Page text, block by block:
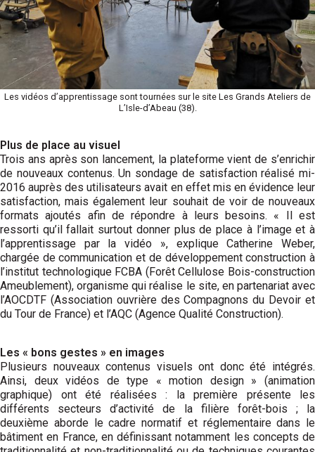
Les vidéos d’apprentissage sont tournées sur le site Les Grands Ateliers de
L’Isle-d’Abeau (38).
Plus de place au visuel
Trois ans après son lancement, la plateforme vient de s’enrichir
de nouveaux contenus. Un sondage de satisfaction réalisé mi-
2016 auprès des utilisateurs avait en effet mis en évidence leur
satisfaction, mais également leur souhait de voir de nouveaux
formats ajoutés afin de répondre à leurs besoins. « Il est
ressorti qu’il fallait surtout donner plus de place à l’image et à
l’apprentissage par la vidéo », explique Catherine Weber,
chargée de communication et de développement construction à
l’institut technologique FCBA (Forêt Cellulose Bois-construction
Ameublement), organisme qui réalise le site, en partenariat avec
l’AOCDTF (Association ouvrière des Compagnons du Devoir et
du Tour de France) et l’AQC (Agence Qualité Construction).
Les « bons gestes » en images
Plusieurs nouveaux contenus visuels ont donc été intégrés.
Ainsi, deux vidéos de type « motion design » (animation
graphique) ont été réalisées : la première présente les
différents secteurs d’activité de la filière forêt-bois ; la
deuxième aborde le cadre normatif et réglementaire dans le
bâtiment en France, en définissant notamment les concepts de